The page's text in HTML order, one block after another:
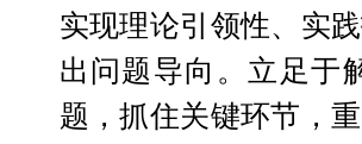
实现理论引领性、实
出问题导向。立足于
题，抓住关键环节，